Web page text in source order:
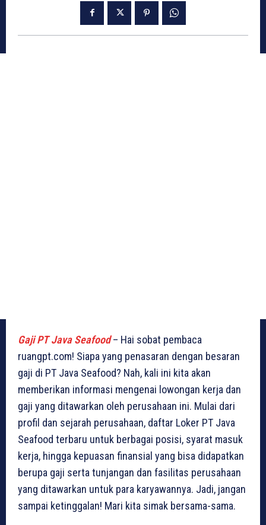
Gaji PT Java Seafood– Hai sobat pembaca
ruangpt.com! Siapa yang penasaran dengan besaran
gaji di PT Java Seafood? Nah, kali ini kita akan
memberikan informasi mengenai lowongan kerja dan
gaji yang ditawarkan oleh perusahaan ini. Mulai dari
profil dan sejarah perusahaan, daftar Loker PT Java
Seafood terbaru untuk berbagai posisi, syarat masuk
kerja, hingga kepuasan finansial yang bisa didapatkan
berupa gaji serta tunjangan dan fasilitas perusahaan
yang ditawarkan untuk para karyawannya. Jadi, jangan
sampai ketinggalan! Mari kita simak bersama-sama.